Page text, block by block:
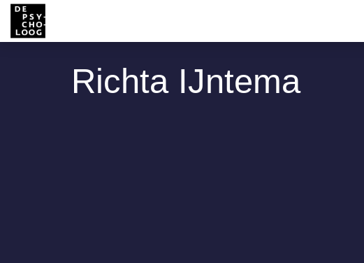
Richta IJntema